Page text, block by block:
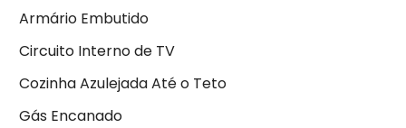
Armário Embutido
Circuito Interno de TV
Cozinha Azulejada Até o Teto
Gás Encanado